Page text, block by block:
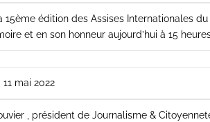
15ème édition des Assises Internationales
et en son honneur aujourd’hui à 15
mai 2022
, président de Journalisme &